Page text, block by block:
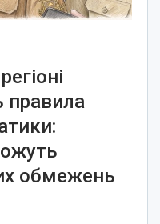
правила
обмежень